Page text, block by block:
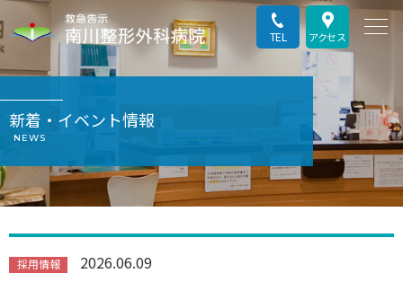
TEL アクセス
新着・イベント情報
NEWS
採用情報 2026.06.09